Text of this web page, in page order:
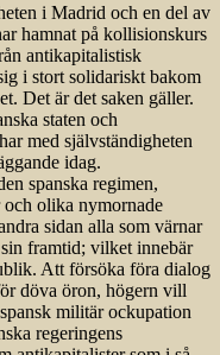
i Madrid och en del av
hamnat på kollisionskurs
antikapitalistisk
i stort solidariskt bakom
Det är det saken gäller.
staten och
med självständigheten
idag.
spanska regimen,
och olika nymornade
sidan alla som värnar
sin framtid; vilket innebär
Att försöka föra dialog
döva öron, högern vill
militär ockupation
regeringens